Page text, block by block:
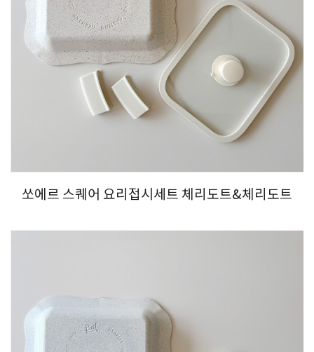
쏘에르 스퀘어 요리접시세트 체리도트&체리도트